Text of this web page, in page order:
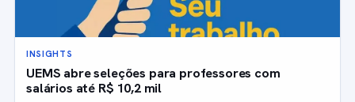
INSIGHTS
UEMS abre seleções para professores com
salários até R$ 10,2 mil